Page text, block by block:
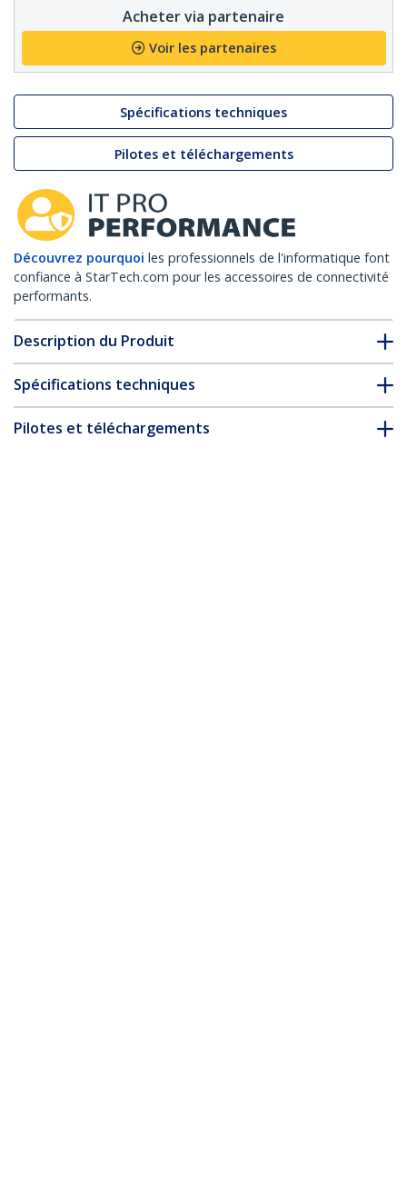
Acheter via partenaire
Voir les partenaires
Spécifications techniques
Pilotes et téléchargements
Découvrez pourquoi les professionnels de l'informatique font
confiance à StarTech.com pour les accessoires de connectivité
performants.
Description du Produit
Spécifications techniques
Pilotes et téléchargements